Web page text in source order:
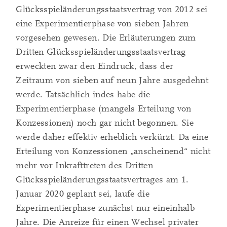
Glücksspieländerungsstaatsvertrag von 2012 sei
eine Experimentierphase von sieben Jahren
vorgesehen gewesen. Die Erläuterungen zum
Dritten Glücksspieländerungsstaatsvertrag
erweckten zwar den Eindruck, dass der
Zeitraum von sieben auf neun Jahre ausgedehnt
werde. Tatsächlich indes habe die
Experimentierphase (mangels Erteilung von
Konzessionen) noch gar nicht begonnen. Sie
werde daher effektiv erheblich verkürzt: Da eine
Erteilung von Konzessionen „anscheinend“ nicht
mehr vor Inkrafttreten des Dritten
Glücksspieländerungsstaatsvertrages am 1.
Januar 2020 geplant sei, laufe die
Experimentierphase zunächst nur eineinhalb
Jahre. Die Anreize für einen Wechsel privater